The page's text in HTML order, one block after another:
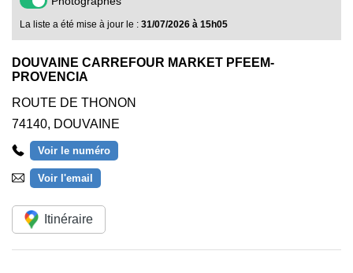
La liste a été mise à jour le : 31/07/2026 à 15h05
DOUVAINE CARREFOUR MARKET PFEEM-
PROVENCIA
ROUTE DE THONON
74140, DOUVAINE
Voir le numéro
Voir l'email
Itinéraire